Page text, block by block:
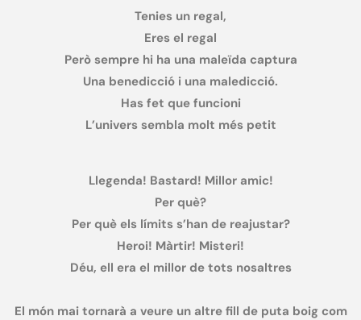
Tenies un regal,
Eres el regal
Però sempre hi ha una maleïda captura
Una benedicció i una maledicció.
Has fet que funcioni
L’univers sembla molt més petit
Llegenda! Bastard! Millor amic!
Per què?
Per què els límits s’han de reajustar?
Heroi! Màrtir! Misteri!
Déu, ell era el millor de tots nosaltres
El món mai tornarà a veure un altre fill de puta boig com